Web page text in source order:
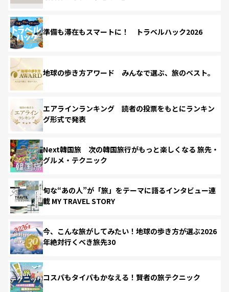
準備も滞在もスマートに！ トラベルハック2026
地球の歩き方アワード みんなで選ぶ、旅のベスト。
エアラインランキング 読者の投票をもとにランキン
グ形式で発表
Next韓国旅 次の韓国旅行がもっと楽しくなる 旅先・
グルメ・テクニック
旬な“あの人”が「旅」をテーマに語るインタビュー連
載 MY TRAVEL STORY
今、こんな旅がしてみたい！地球の歩き方が選ぶ2026
年絶対行くべき旅先30
コスパもタイパもかなえる！賢者の旅テクニック